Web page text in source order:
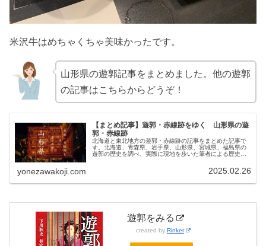
米沢牛はめちゃくちゃ美味かったです。
山形県の遊郭記事をまとめました。他の遊郭
の記事はこちらからどうぞ！
【まとめ記事】遊郭・赤線跡をゆく 山形県の遊
郭・赤線跡
北海道と東北地方の遊郭・赤線跡の記事をまとめた記事で
す。北海道、青森県、岩手県、山形県、宮城県、福島県の
遊郭の歴史を調べ、実際に現地を歩いた筆者による歴史ル
yonezawakoji.com 2025.02.26
遊郭をみる
created by Rinker